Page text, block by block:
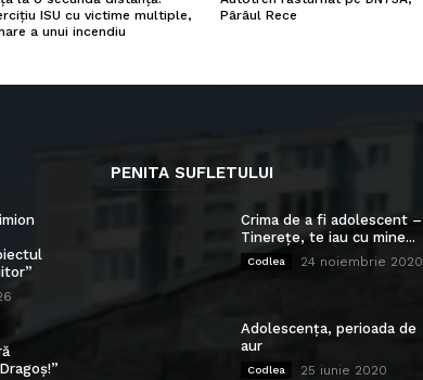
ISU cu victime multiple,
a unui incendiu
Pârâul Rece
PENITA SUFLETULUI
Crima de a fi adolescent –
Tinerețe, te iau cu mine...
Codlea 24 noiembrie 2020
Adolescența, perioada de
aur
Codlea 25 iunie 2020